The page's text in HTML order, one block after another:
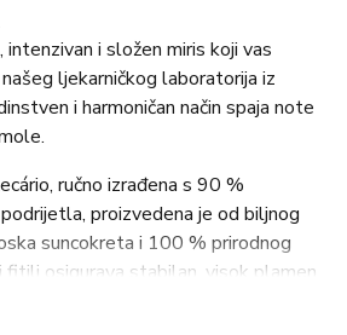
i složen miris koji vas
ljekarničkog laboratorija iz
i harmoničan način spaja note
ručno izrađena s 90 %
proizvedena je od biljnog
suncokreta i 100 % prirodnog
fitilj osigurava stabilan, visok plamen
a dugotrajno vrijeme gorenja nježno